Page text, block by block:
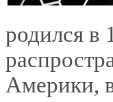
родился в
Америки,